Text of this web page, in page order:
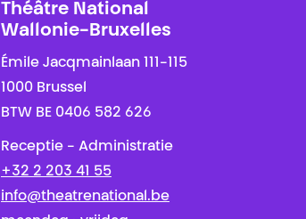
Théâtre National
Wallonie-Bruxelles
Émile Jacqmainlaan 111-115
1000 Brussel
BTW BE 0406 582 626
Receptie - Administratie
+32 2 203 41 55
info@theatrenational.be